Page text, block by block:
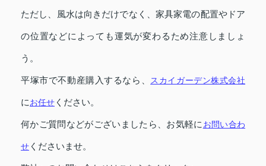
ただし、風水は向きだけでなく、家具家電の配置やドア
の位置などによっても運気が変わるため注意しましょ
う。
平塚市で不動産購入するなら、 スカイガーデン株式会社
にお任せ ください。
何かご質問などがございましたら、お気軽にお問い合わ
せ くださいませ。